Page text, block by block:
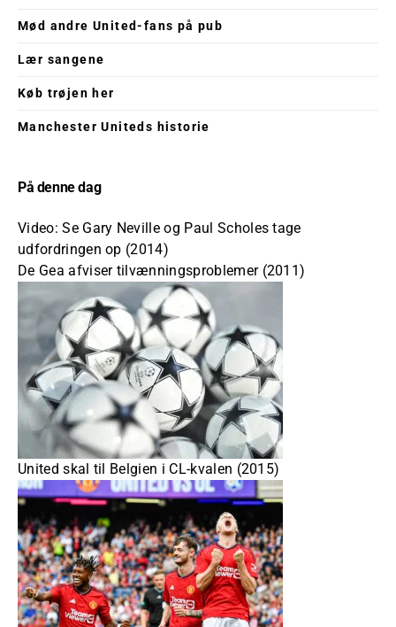
Mød andre United-fans på pub
Lær sangene
Køb trøjen her
Manchester Uniteds historie
På denne dag
Video: Se Gary Neville og Paul Scholes tage
udfordringen op (2014)
De Gea afviser tilvænningsproblemer (2011)
United skal til Belgien i CL-kvalen (2015)